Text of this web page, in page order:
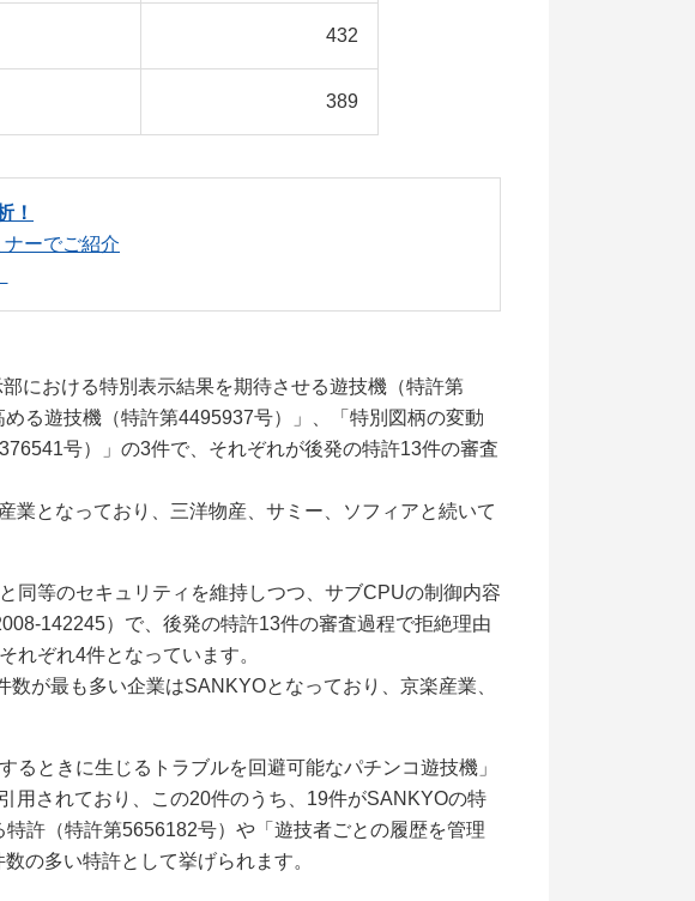
432
389
！
ーでご紹介
における特別表示結果を期待させる遊技機（特許第
る遊技機（特許第4495937号）」、「特別図柄の変動
号）」の3件で、それぞれが後発の特許13件の審査
となっており、三洋物産、サミー、ソフィアと続いて
等のセキュリティを維持しつつ、サブCPUの制御内容
142245）で、後発の特許13件の審査過程で拒絶理由
れぞれ4件となっています。
が最も多い企業はSANKYOとなっており、京楽産業、
ときに生じるトラブルを回避可能なパチンコ遊技機」
用されており、この20件のうち、19件がSANKYOの特
許（特許第5656182号）や「遊技者ごとの履歴を管理
の多い特許として挙げられます。